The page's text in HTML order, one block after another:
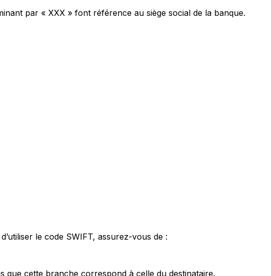
par « XXX » font référence au siège social de la banque.
le code SWIFT, assurez-vous de :
que cette branche correspond à celle du destinataire.